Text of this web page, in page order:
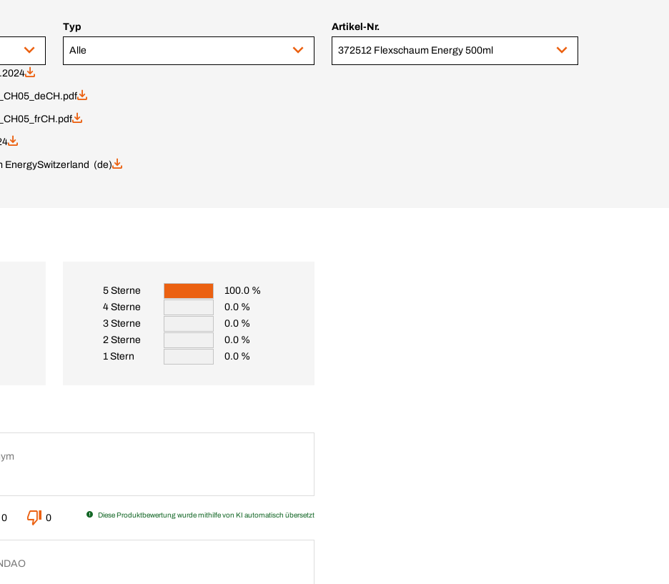
Typ
Alle
Artikel-Nr.
372512 Flexschaum Energy 500ml
EnergySwitzerland (de)
5 Sterne
100.0 %
4 Sterne
0.0 %
3 Sterne
0.0 %
2 Sterne
0.0 %
1 Stern
0.0 %
0 0 Diese Produktbewertung wurde mithilfe von KI automatisch übersetzt